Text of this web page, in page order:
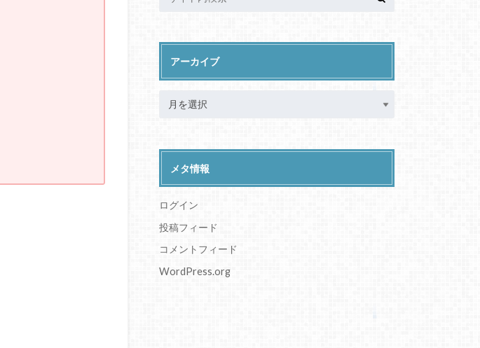
アーカイブ
メタ情報
ログイン
投稿フィード
コメントフィード
WordPress.org